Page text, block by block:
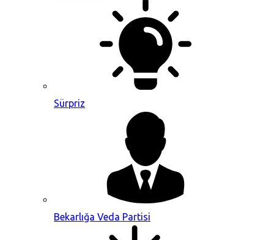
Sürpriz
Bekarlığa Veda Partisi